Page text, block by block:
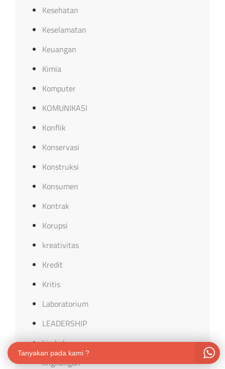
Kesehatan
Keselamatan
Keuangan
Kimia
Komputer
KOMUNIKASI
Konflik
Konservasi
Konstruksi
Konsumen
Kontrak
Korupsi
kreativitas
Kredit
Kritis
Laboratorium
LEADERSHIP
Limbah
lingkungan
Tanyakan pada kami ?